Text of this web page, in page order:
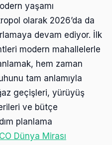
yaşamı
olarak 2026’da da
devam ediyor. İlk
modern mahallelerle
hem zaman
tam anlamıyla
geçişleri, yürüyüş
ve bütçe
planlama
Dünya Mirası